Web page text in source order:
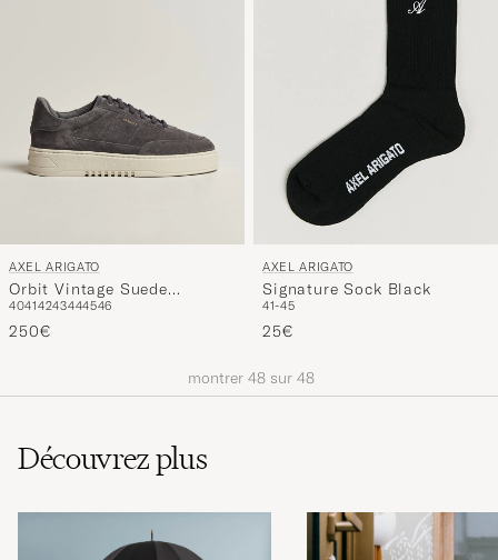
AXEL ARIGATO
Orbit Vintage Suede
Sneaker Grey
40414243444546
250€
AXEL ARIGATO
Signature Sock Black
41-45
25€
montrer 48 sur 48
Découvrez plus